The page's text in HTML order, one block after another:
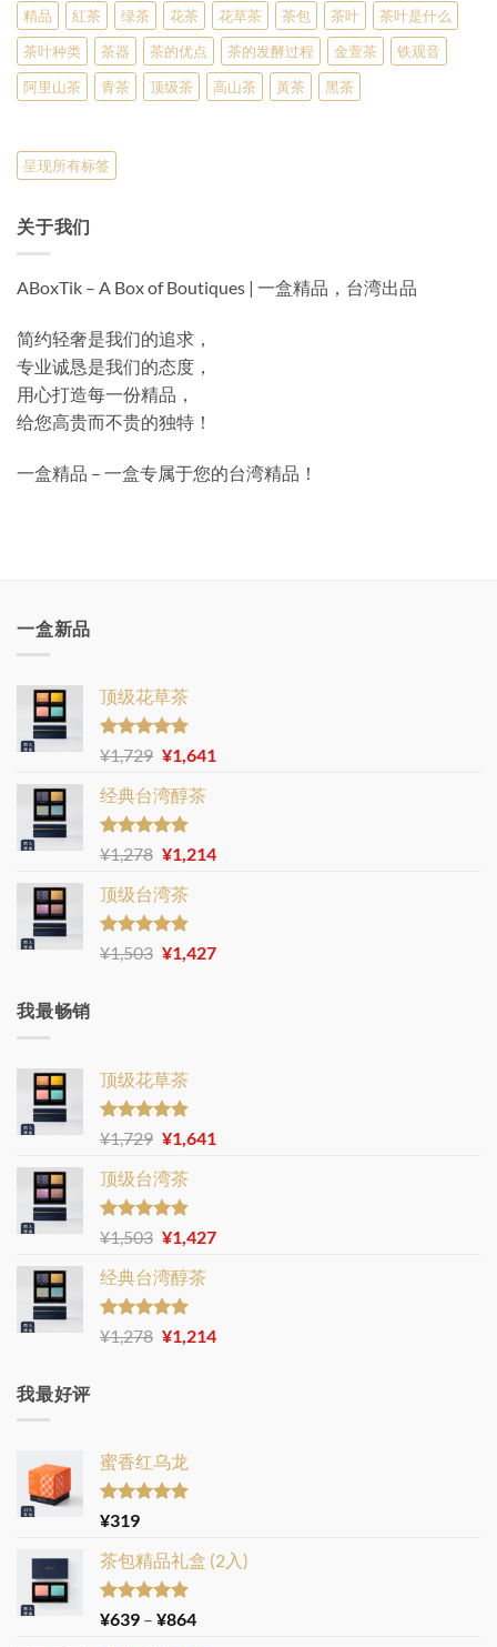
精品
紅茶 绿茶 花茶 花草茶 茶包 茶叶
茶叶是什么
茶叶种类
茶器 茶的优点 茶的发酵过程 金萱茶
铁观音
阿里山茶
青茶 顶级茶 高山茶 黃茶 黑茶
呈现所有标签
关于我们
ABoxTik – A Box of Boutiques | 一盒精品，台湾出品
简约轻奢是我们的追求，
专业诚恳是我们的态度，
用心打造每一份精品，
给您高贵而不贵的独特！
一盒精品 – 一盒专属于您的台湾精品！
一盒新品
顶级花草茶
评分4.80
&sol; 5
¥1,729 原
为：
¥1,729。
¥1,641
为：
经典台湾醇茶
评分4.86
&sol; 5
¥1,278 原
为：
¥1,278。
¥1,214当
为：
顶级台湾茶
评分4.83
&sol; 5
¥1,503 原
¥1,427当
我最畅销
顶级花草茶
评分4.80
&sol; 5
¥1,729 原
为：
¥1,729。
¥1,641
为：
顶级台湾茶
评分4.83
&sol; 5
¥1,503 原
为：
¥1,503。
¥1,427当
为：
经典台湾醇茶
评分4.86
&sol; 5
¥1,278 原
¥1,214当
我最好评
蜜香红乌龙
评分
¥319
茶包精品礼盒 (2入)
评分 4.86
¥639 – ¥864价